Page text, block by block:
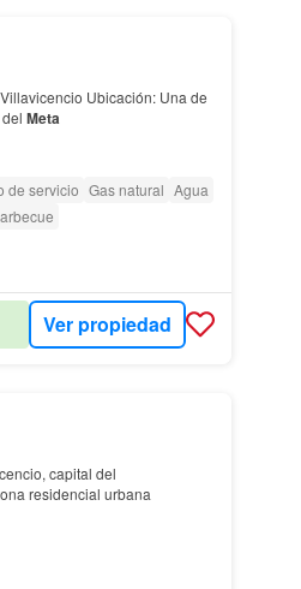
Una de
Meta
de servicio Gas natural Agua
Ver propiedad
capital del
residencial urbana